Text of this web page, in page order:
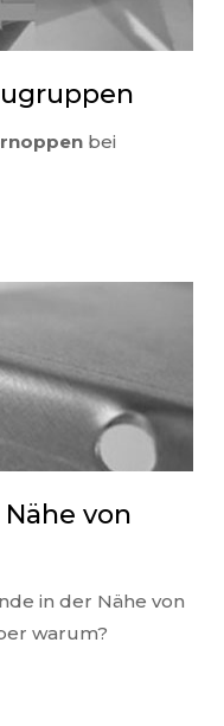
bei
von
in der Nähe von
warum?